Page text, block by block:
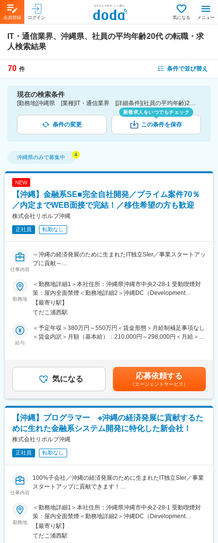
会員登録 ログイン 気になる メニュー
IT・通信業界、沖縄県、社員の平均年齢20代 の転職・求
人検索結果
70 件 条件で並び替え
現在の検索条件
[勤務地]沖縄県 [業種]IT・通信業界 [詳細条件](社員の平均年齢)20代
条件の変更
新着求人をいつでもチェック
この条件を保存
沖縄県のみで募集中
NEW
【沖縄】金融系SE■完全自社開発／プライム案件70％
／内定までWEB面接で完結！／移住希望の方も歓迎
株式会社リボルブ沖縄
正社員 転勤なし
仕事内容
～沖縄の経済発展のために生まれたIT独立SIer／事業スタートアッ
プに貢献～
■業務内容：※変更の範囲：会社の定める業務
金融系システム開発業務をお任せします。
基本設計～総合テストまで一貫して実施、後輩の指導・育成にも
携わっていただきます。
■具体的には：
金融系システム開発プロジェクトにてシステムの開発・保守を行
として直接お客様と接する機会（顧客レビューや問い合わせ対応
など）が多くあります。長期案件が多いためプロジェクト所属期
間も年単位となります。ほとんどの場合継続案件が発生するた
■ポジションの魅力：
◎圧倒的な顧客基盤があり、景気に左右されない生損保の案件が
豊富にあります。
◎プライム案件が70％以上を占めるため上流工程且つ大規模案件
に携わることができます。
◎上流工程且つ大規模案件が豊富にあり、ポジションも豊富であ
ることから社員一人一人の希望に合わせたキャリア構築が可能で
沖縄県は「情報通信産業支援制度」のもと、人材育成支援など情
報通信産業の育成に積極的な施策が行われております。当社は地
元沖縄の活気あふれる人材とともに地域経済の発展に貢献すべく
設立されました。スタートアップの段階ではございますが、これ
勤務地
＜勤務地詳細1＞本社住所：沖縄県沖縄市中央2-28-1 受動喫煙対
策：屋内全面禁煙＜勤務地詳細2＞沖縄DC（Development
Center）住所：沖縄県沖縄市美里6丁目1-36 クレアレーベン美里5
階、6階受動喫煙対策：屋内全面禁煙
【最寄り駅】
てだこ浦西駅
給与
＜予定年収＞380万円～550万円＜賃金形態＞月給制補足事項なし
＜賃金内訳＞月額（基本給）：210,000円～298,000円＜月給＞
り（毎年実績あり）■昇給：年1回賃金はあくまでも目安の金額で
あり、選考を通じて上下する可能性があります。月給(月額)は固定
手当を含めた表記です。
気になる 応募依頼する
（エージェントサービス）
【沖縄】プログラマー ※沖縄の経済発展に貢献するた
めに生れた金融系システム開発に特化した新会社！
株式会社リボルブ沖縄
正社員 転勤なし
仕事内容
100%子会社／沖縄の経済発展のために生まれたIT独立SIer／事業
スタートアップに貢献できます！
親会社であるリボルブ・シスの主要顧客である、金融系（生保、
損保、共済、銀行）のシステム開発プロジェクトに参画して頂
き、内部設計から製造（プログラミング）、テスト工程（テスト
計画、ケース設計、実施検証）までの作業を行っていただきま
す。
勤務地
＜勤務地詳細1＞本社住所：沖縄県沖縄市中央2-28-1 受動喫煙対
策：屋内全面禁煙＜勤務地詳細2＞沖縄DC（Development
Center）住所：沖縄市美里6丁目1-36 クレアレーベン美里5階、6
階受動喫煙対策：屋内全面禁煙
【最寄り駅】
てだこ浦西駅